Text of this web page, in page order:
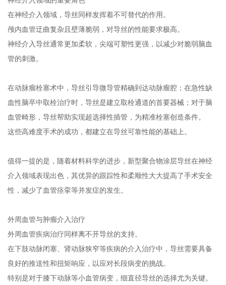
在神经介入领域，导丝同样发挥着不可替代的作用。
颅内血管迂曲复杂且壁薄脆弱，对导丝的性能要求极高。
神经介入导丝通常更加柔软，尖端可塑性更强，以减少对脆弱脑血
管的刺激。
在动脉瘤栓塞术中，导丝引导微导管精确到达动脉瘤腔；在急性缺
血性脑卒中取栓治疗时，导丝是建立取栓通道的首要器械；对于脑
血管畸形，导丝帮助实现超选择性插管，为精准栓塞创造条件。
这些高难度手术的成功，都建立在导丝可靠性能的基础上。
值得一提的是，随着材料科学的进步，新型聚合物涂层导丝在神经
介入领域表现出色，其优异的跟踪性和柔顺性大大提高了手术安全
性，减少了血管痉挛等并发症的发生。
外周血管与肿瘤介入治疗
外周血管疾病治疗同样离不开导丝的支持。
在下肢动脉闭塞、肾动脉狭窄等疾病的介入治疗中，导丝需要具备
良好的推送性和扭矩响应，以应对长段病变的挑战。
特别是对于膝下动脉等小血管病变，细直径导丝的选择尤为关键。